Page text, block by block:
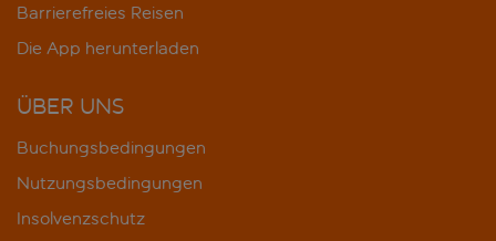
Barrierefreies Reisen
Die App herunterladen
ÜBER UNS
Buchungsbedingungen
Nutzungsbedingungen
Insolvenzschutz